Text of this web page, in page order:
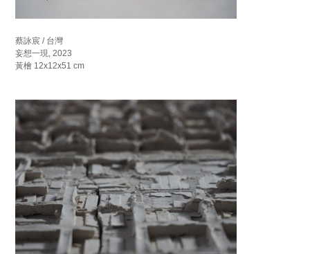
蔡詠宸 / 台灣
妄想一現, 2023
黃檜 12x12x51 cm